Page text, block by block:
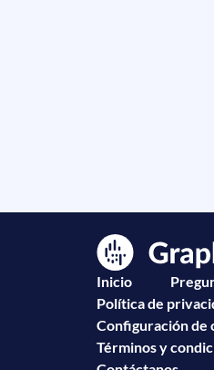
Inicio
Política de
Configuración de
Términos y